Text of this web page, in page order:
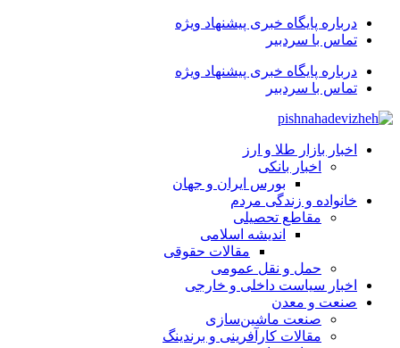
درباره پایگاه خبری پیشنهاد ویژه
تماس با سردبیر
درباره پایگاه خبری پیشنهاد ویژه
تماس با سردبیر
اخبار بازار طلا و ارز
اخبار بانکی
بورس ایران و جهان
خانواده و زندگی مردم
مقاطع تحصیلی
اندیشه اسلامی
مقالات حقوقی
حمل و نقل عمومی
اخبار سیاست داخلی و خارجی
صنعت و معدن
صنعت ماشین‌سازی
مقالات کارآفرینی و برندینگ